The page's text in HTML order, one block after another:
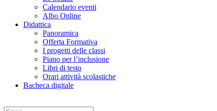
Calendario eventi
Albo Online
Didattica
Panoramica
Offerta Formativa
I progetti delle classi
Piano per l’inclusione
Libri di testo
Orari attività scolastiche
Bacheca digitale